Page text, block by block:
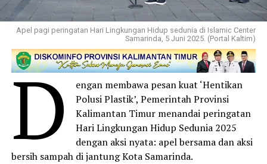
Apel pagi peringatan Hari Lingkungan Hidup sedunia di Islamic Center
Samarinda, 5 Juni 2025. (Portal Kaltim)
D
engan membawa pesan kuat ‘Hentikan
Polusi Plastik’, Pemerintah Provinsi
Kalimantan Timur menandai peringatan
Hari Lingkungan Hidup Sedunia 2025
dengan aksi nyata: apel bersama dan aksi
bersih sampah di jantung Kota Samarinda.